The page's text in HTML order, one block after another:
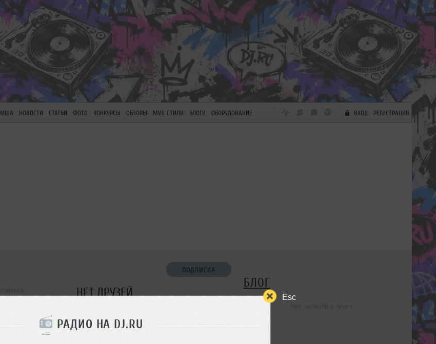
Esc
РАДИО НА DJ.RU
НОВОСТИ СТАТЬИ ФОТО КОНКУРСЫ ОБЗОРЫ МУЗ. СТИЛИ БЛОГИ ОБОРУДОВАНИЕ ВХОД РЕГИСТРАЦИЯ
ПОДПИСКА
НЕТ ДРУЗЕЙ
БЛОГ